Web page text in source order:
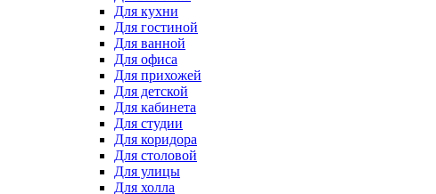
Для кухни
Для гостиной
Для ванной
Для офиса
Для прихожей
Для детской
Для кабинета
Для студии
Для коридора
Для столовой
Для улицы
Для холла